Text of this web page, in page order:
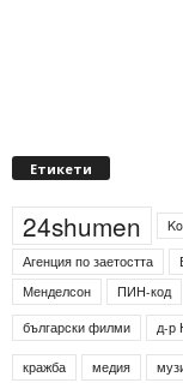
Етикети
24shumen
Агенция по заетостта
Менделсон
ПИН-код
български филми
д-р
кражба медия